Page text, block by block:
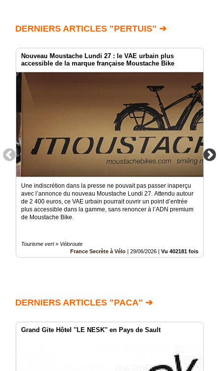
DERNIERS ARTICLES "PERTUIS" ➔
Nouveau Moustache Lundi 27 : le VAE urbain plus
accessible de la marque française Moustache Bike
Une indiscrétion dans la presse ne pouvait pas passer inaperçu
avec l’annonce du nouveau Moustache Lundi 27. Attendu autour
de 2 400 euros, ce VAE urbain pourrait ouvrir un point d’entrée
plus accessible dans la gamme, sans renoncer à l’ADN premium
de Moustache Bike.
Tourisme vert » Véloroute
France Secrète à Vélo | 29/06/2026 | Vu 402181 fois
DERNIERS ARTICLES "PACA" ➔
Grand Gite Hôtel ''LE NESK'' en Pays de Sault